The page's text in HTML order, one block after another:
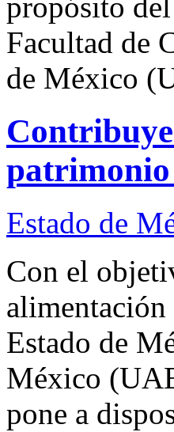
propósito
Facultad de
de México
Estado de
Con el
Estado de
México
pone a